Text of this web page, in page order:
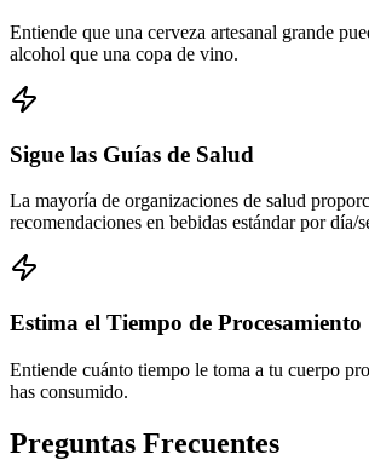
Entiende que una cerveza artesanal grande
alcohol que una copa de vino.
Sigue las Guías de Salud
La mayoría de organizaciones de salud
recomendaciones en bebidas estándar por día/
Estima el Tiempo de Procesamiento
Entiende cuánto tiempo le toma a tu cuerpo
has consumido.
Preguntas Frecuentes